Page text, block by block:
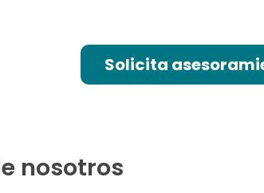
Solicita
nosotros